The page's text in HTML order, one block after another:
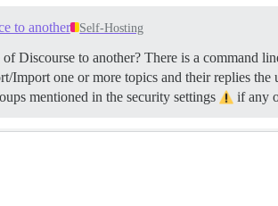
to another Self-Hosting
Discourse to another? There is a command
Import one or more topics and their replies the
mentioned in the security settings
if any